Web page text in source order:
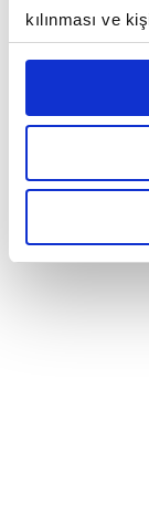
kılınması ve
reklam/
Çerezlere
Ayarlar
Metnimizi
okumak ve